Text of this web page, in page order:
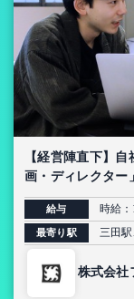
【経営陣直下】
画・ディレクター
上流インターン【
給与 時給：
最寄り駅 三田
株式会社